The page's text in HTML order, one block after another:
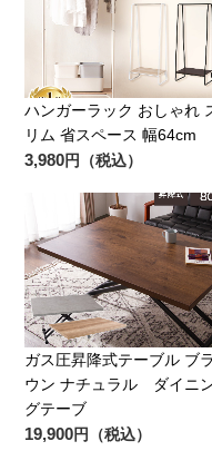
ハンガーラック おしゃれ
リム 省スペース 幅64cm
3,980円（税込）
ガス圧昇降式テーブル ブラ
ウン ナチュラル ダイニ
グテーブ
19,900円（税込）